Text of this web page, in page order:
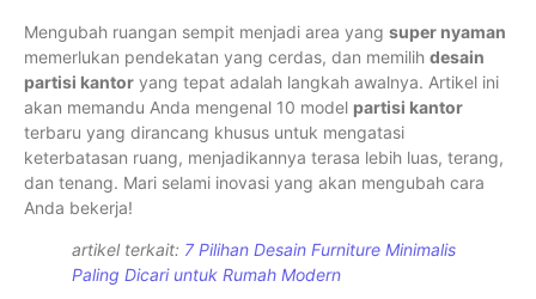
Mengubah ruangan sempit menjadi area yang super nyaman
memerlukan pendekatan yang cerdas, dan memilih desain
partisi kantor yang tepat adalah langkah awalnya. Artikel ini
akan memandu Anda mengenal 10 model partisi kantor
terbaru yang dirancang khusus untuk mengatasi
keterbatasan ruang, menjadikannya terasa lebih luas, terang,
dan tenang. Mari selami inovasi yang akan mengubah cara
Anda bekerja!
artikel terkait: 7 Pilihan Desain Furniture Minimalis
Paling Dicari untuk Rumah Modern